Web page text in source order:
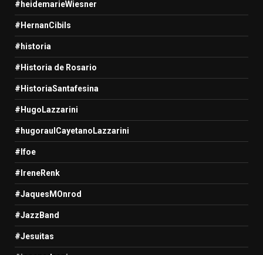
#heidemarieWiesner
#HernanCibils
#historia
#Historia de Rosario
#HistoriaSantafesina
#HugoLazzarini
#hugoraulCayetanoLazzarini
#Ifoe
#IreneRenk
#JaquesMOnrod
#JazzBand
#Jesuitas